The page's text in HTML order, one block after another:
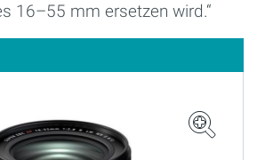
16–55 mm ersetzen wird.“